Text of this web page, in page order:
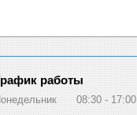
работы
08:30
17:00